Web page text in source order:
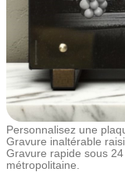
Personnalisez une
Gravure inaltérable
Gravure rapide sous
métropolitaine.